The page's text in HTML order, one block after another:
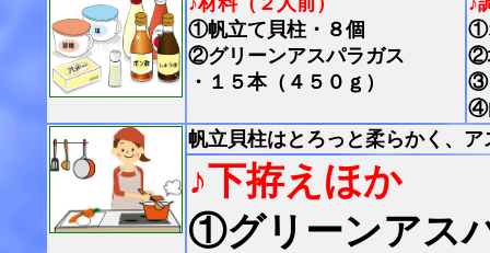
①帆立て貝柱・８個
②グリーンアスパラガス
・１５本（４５０ｇ）
①
②
③
④
帆立貝柱はとろっと柔らかく、
♪下拵えほか
①グリーンアス